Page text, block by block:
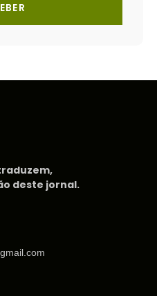
deste jornal.